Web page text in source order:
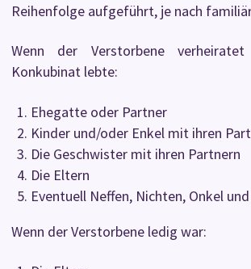
Reihenfolge aufgeführt, je nach
Wenn der Verstorbene
Konkubinat lebte:
Ehegatte oder Partner
Kinder und/oder Enkel mit ihren
Die Geschwister mit ihren Partnern
Die Eltern
Eventuell Neffen, Nichten, Onkel
Wenn der Verstorbene ledig war: